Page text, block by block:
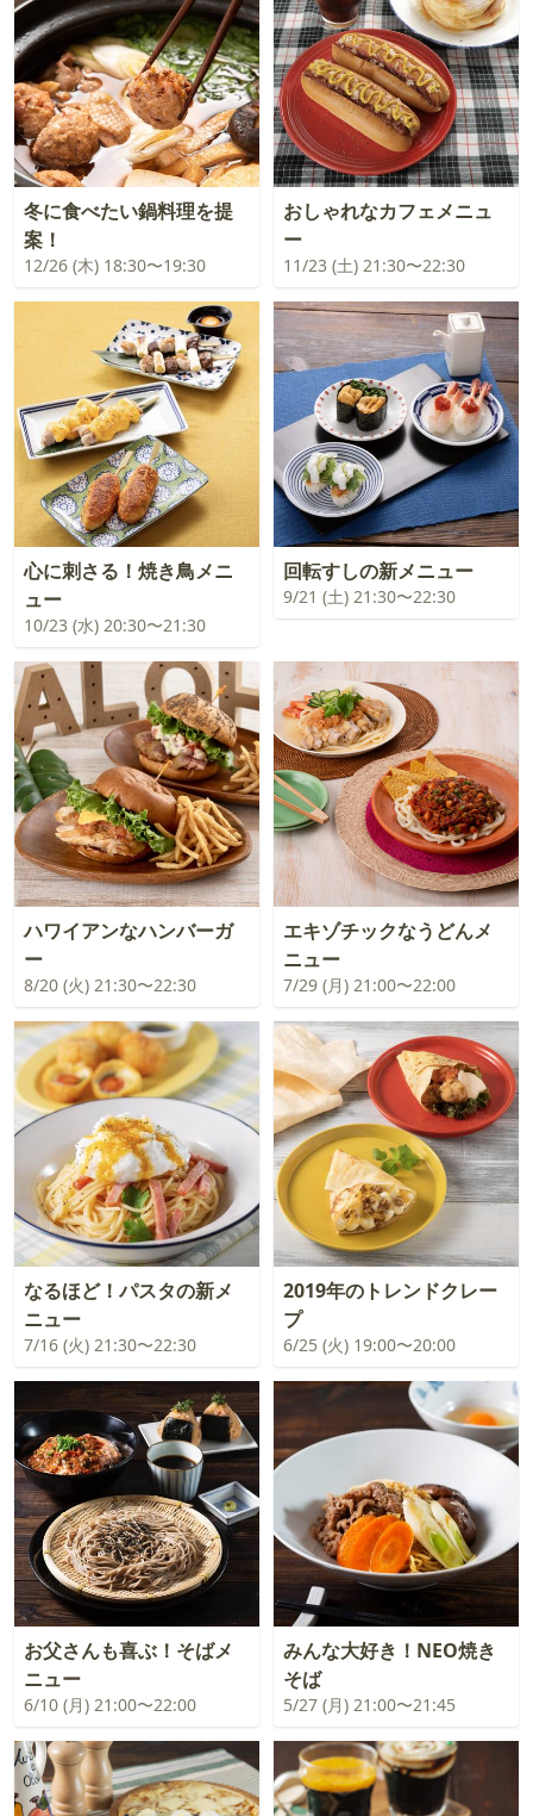
冬に食べたい鍋料理を提
案！
12/26 (木) 18:30〜19:30
おしゃれなカフェメニュ
ー
11/23 (土) 21:30〜22:30
心に刺さる！焼き鳥メニ
ュー
10/23 (水) 20:30〜21:30
回転すしの新メニュー
9/21 (土) 21:30〜22:30
ハワイアンなハンバーガ
ー
8/20 (火) 21:30〜22:30
エキゾチックなうどんメ
ニュー
7/29 (月) 21:00〜22:00
なるほど！パスタの新メ
ニュー
7/16 (火) 21:30〜22:30
2019年のトレンドクレー
プ
6/25 (火) 19:00〜20:00
お父さんも喜ぶ！そばメ
ニュー
6/10 (月) 21:00〜22:00
みんな大好き！NEO焼き
そば
5/27 (月) 21:00〜21:45